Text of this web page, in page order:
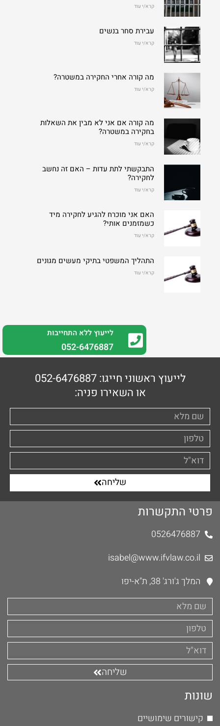
קרא/י עוד
עבירת סחר בנשים
קרא/י עוד
מה קורה אחרי החקירה במשטרה?
קרא/י עוד
מה קורה אם אני לא מבין את השאלות
בחקירה במשטרה?
קרא/י עוד
התבקשתי לתת עדות – האם זה נחשב
לחקירה?
קרא/י עוד
האם אני מוכרח להגיע לחקירה מיד
כשמזמנים אותי?
קרא/י עוד
התהליך המשפטי בתיקי מעשים מגונים
קרא/י עוד
לייעוץ ללא התחייבות
052-6476887
לייעוץ ראשוני חייגו: 052-6476887
או השאירו פניה:
שליחה
פרטי התקשרות
0526476887
isabel@www.ifvlaw.co.il
המלך ג'ורג' 38, ת"א-יפו
שליחה
שונות
קישורים שימושיים